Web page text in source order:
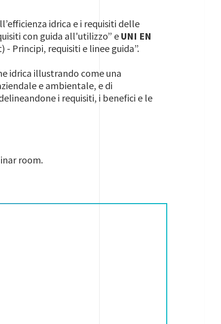
idrica e i requisiti delle
con guida all'utilizzo” e UNI EN
Principi, requisiti e linee guida”.
idrica illustrando come una
e ambientale, e di
i requisiti, i benefici e le
room.